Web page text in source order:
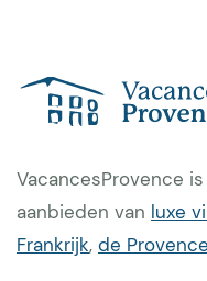
VacancesProvence
aanbieden van luxe
Frankrijk, de Provence